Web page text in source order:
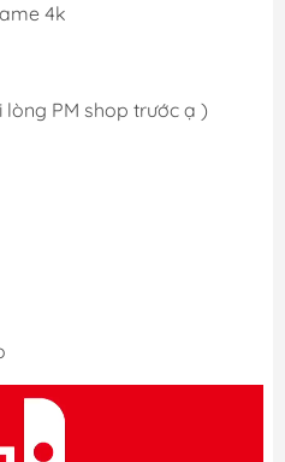
4k
lòng PM shop trước ạ )